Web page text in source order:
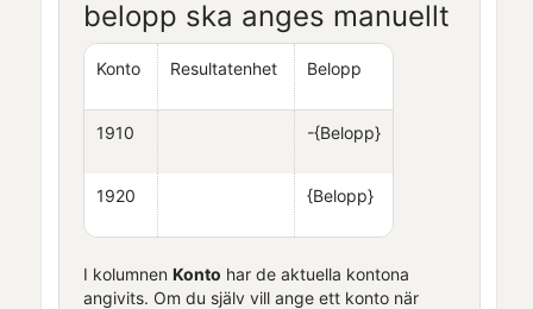
belopp ska anges manuellt
Konto Resultatenhet Belopp
1910 -{Belopp}
1920 {Belopp}
I kolumnen Konto har de aktuella kontona
angivits. Om du själv vill ange ett konto när